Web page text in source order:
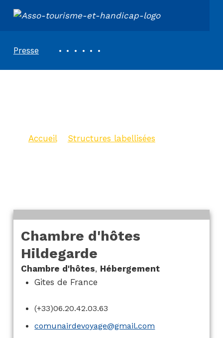
ASSOCIATION TOURISME ET HANDICAPS
Presse
Accueil> Structures labellisées
Chambre d'hôtes
Hildegarde
Chambre d'hôtes, Hébergement
Gites de France
(+33)06.20.42.03.63
comunairdevoyage@gmail.com